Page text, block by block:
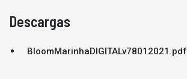
Descargas
BloomMarinhaDIGITALv78012021.pdf